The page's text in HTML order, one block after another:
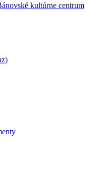
kultúrne centrum